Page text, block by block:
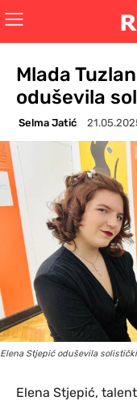
Mlada
oduševila
Selma Jatić
Elena Stjepić oduševila
Elena Stjepić,